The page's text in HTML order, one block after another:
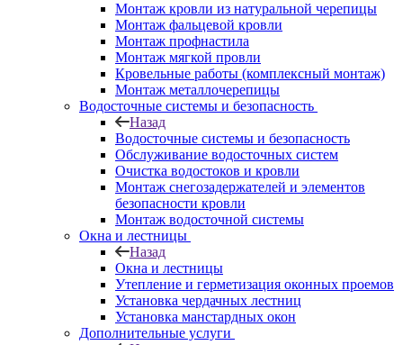
Монтаж кровли из натуральной черепицы
Монтаж фальцевой кровли
Монтаж профнастила
Монтаж мягкой провли
Кровельные работы (комплексный монтаж)
Монтаж металлочерепицы
Водосточные системы и безопасность
Назад
Водосточные системы и безопасность
Обслуживание водосточных систем
Очистка водостоков и кровли
Монтаж снегозадержателей и элементов
безопасности кровли
Монтаж водосточной системы
Окна и лестницы
Назад
Окна и лестницы
Утепление и герметизация оконных проемов
Установка чердачных лестниц
Установка манстардных окон
Дополнительные услуги